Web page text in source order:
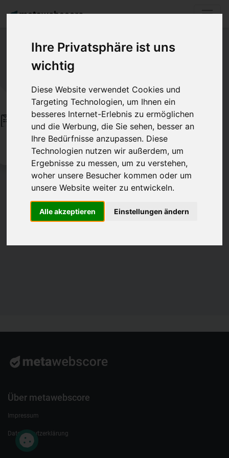
Ihre Privatsphäre ist uns
wichtig
Diese Website verwendet Cookies und
Targeting Technologien, um Ihnen ein
besseres Internet-Erlebnis zu ermöglichen
und die Werbung, die Sie sehen, besser an
Ihre Bedürfnisse anzupassen. Diese
Technologien nutzen wir außerdem, um
Ergebnisse zu messen, um zu verstehen,
woher unsere Besucher kommen oder um
unsere Website weiter zu entwickeln.
Alle akzeptieren Einstellungen ändern
WordPress
CMS, Blog
jQuery
JS Bibliothek
WPForms
WordPress Plugin
Cloudflare
Caching, CDN
404 - Da ist wohl
was schief
gegangen!
Wollten Sie eine Website
hochladen? Geben Sie
einfach eine gewünschte
Über metawebscore
Impressum
Datenschutzerklärung